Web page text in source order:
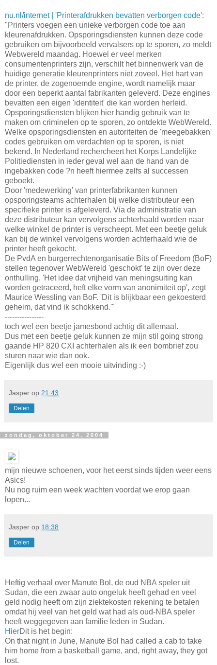
nu.nl/internet | 'Printerafdrukken bevatten verborgen code':
"Printers voegen een unieke verborgen code toe aan
kleurenafdrukken. Opsporingsdiensten kunnen deze code
gebruiken om bijvoorbeeld vervalsers op te sporen, zo meldt
Webwereld maandag. Hoewel er veel merken
consumentenprinters zijn, verschilt het binnenwerk van de
huidige generatie kleurenprinters niet zoveel. Het hart van
de printer, de zogenoemde engine, wordt namelijk maar
door een beperkt aantal fabrikanten geleverd. Deze engines
bevatten een eigen 'identiteit' die kan worden herleid.
Opsporingsdiensten blijken hier handig gebruik van te
maken om criminelen op te sporen, zo ontdekte WebWereld.
Welke opsporingsdiensten en autoriteiten de 'meegebakken'
codes gebruiken om verdachten op te sporen, is niet
bekend. In Nederland rechercheert het Korps Landelijke
Politiediensten in ieder geval wel aan de hand van de
ingebakken code ?n heeft hiermee zelfs al successen
geboekt.
Door 'medewerking' van printerfabrikanten kunnen
opsporingsteams achterhalen bij welke distributeur een
specifieke printer is afgeleverd. Via de administratie van
deze distributeur kan vervolgens achterhaald worden naar
welke winkel de printer is verscheept. Met een beetje geluk
kan bij de winkel vervolgens worden achterhaald wie de
printer heeft gekocht.
De PvdA en burgerrechtenorganisatie Bits of Freedom (BoF)
stellen tegenover WebWereld 'geschokt' te zijn over deze
onthulling. 'Het idee dat vrijheid van meningsuiting kan
worden getraceerd, heft elke vorm van anonimiteit op', zegt
Maurice Wessling van BoF. 'Dit is blijkbaar een gekoesterd
geheim, dat vind ik schokkend.'"
----------------
toch wel een beetje jamesbond achtig dit allemaal.
Dus met een beetje geluk kunnen ze mijn stil going strong
gaande HP 820 CXI achterhalen als ik een bombrief zou
sturen naar wie dan ook.
Eigenlijk dus wel een mooie uitvinding :-)
Jasper op 21:43
Delen
zondag, oktober 24, 2004
mijn nieuwe schoenen, voor het eerst sinds tijden weer eens
Asics!
Nu nog ruim een week wachten voordat we erop gaan
lopen...
Jasper op 18:38
Delen
Heftig verhaal over Manute Bol, de oud NBA speler uit
Sudan, die een zwaar auto ongeluk heeft gehad en veel
geld nodig heeft om zijn ziektekosten rekening te betalen
omdat hij veel van het geld wat had als oud-NBA speler
heeft weggegeven aan familie leden in Sudan.
HierDit is het begin:
On that night in June, Manute Bol had called a cab to take
him home from a basketball game, and, right away, they got
lost.